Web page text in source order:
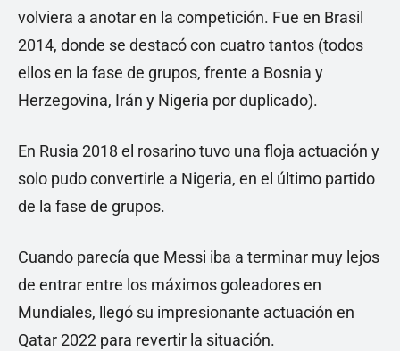
volviera a anotar en la competición. Fue en Brasil
2014, donde se destacó con cuatro tantos (todos
ellos en la fase de grupos, frente a Bosnia y
Herzegovina, Irán y Nigeria por duplicado).
En Rusia 2018 el rosarino tuvo una floja actuación y
solo pudo convertirle a Nigeria, en el último partido
de la fase de grupos.
Cuando parecía que Messi iba a terminar muy lejos
de entrar entre los máximos goleadores en
Mundiales, llegó su impresionante actuación en
Qatar 2022 para revertir la situación.